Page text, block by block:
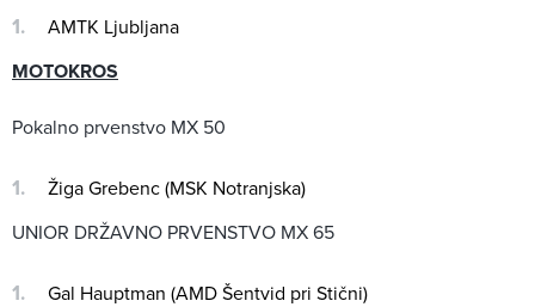
AMTK Ljubljana
MOTOKROS
Pokalno prvenstvo MX 50
Žiga Grebenc (MSK Notranjska)
UNIOR DRŽAVNO PRVENSTVO MX 65
Gal Hauptman (AMD Šentvid pri Stični)